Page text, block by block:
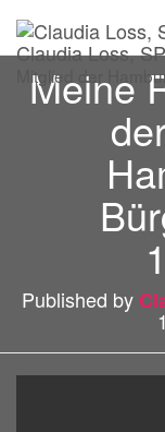
Claudia Loss,
Mitglied der
Meine
Published by